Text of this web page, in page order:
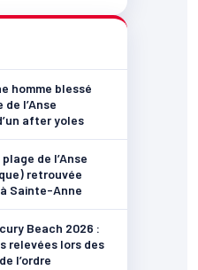
homme blessé
l’Anse
after yoles
de l’Anse
retrouvée
Sainte-Anne
Beach 2026 :
relevées lors des
l’ordre